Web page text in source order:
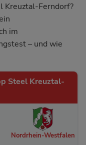
Kreuztal-Ferndorf?
im
– und wie
Steel Kreuztal-
Nordrhein-Westfalen